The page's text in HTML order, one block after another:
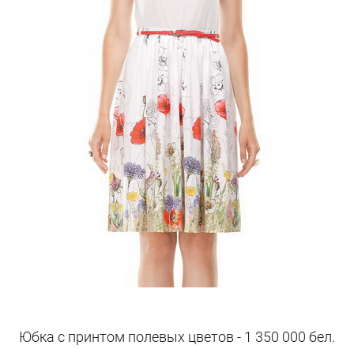
Юбка с принтом полевых цветов - 1 350 000 бел.